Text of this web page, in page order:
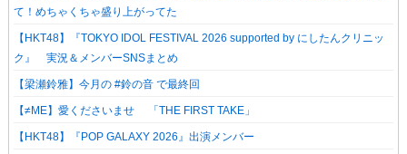
て！めちゃくちゃ盛り上がってた
【HKT48】『TOKYO IDOL FESTIVAL 2026 supported by にしたんクリニッ
ク』 実況＆メンバーSNSまとめ
【梁瀬鈴雅】今月の #鈴の音 で最終回
【≠ME】愛くださいませ 「THE FIRST TAKE」
【HKT48】『POP GALAXY 2026』出演メンバー